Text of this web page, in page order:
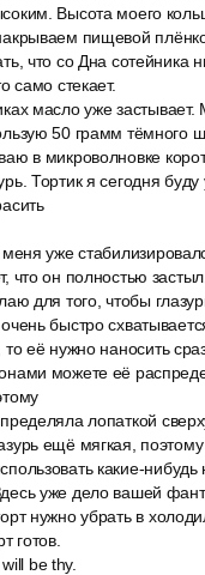
Высота моего
пищевой
что со Дна
само стекает.
масло уже
50 грамм тёмного
в микроволновке
Тортик я сегодня
меня уже
что он полностью
для того, чтобы
быстро
то её нужно наносить
можете её
лопаткой
ещё мягкая,
какие-
уже дело вашей
нужно убрать в
готов.
be thy.